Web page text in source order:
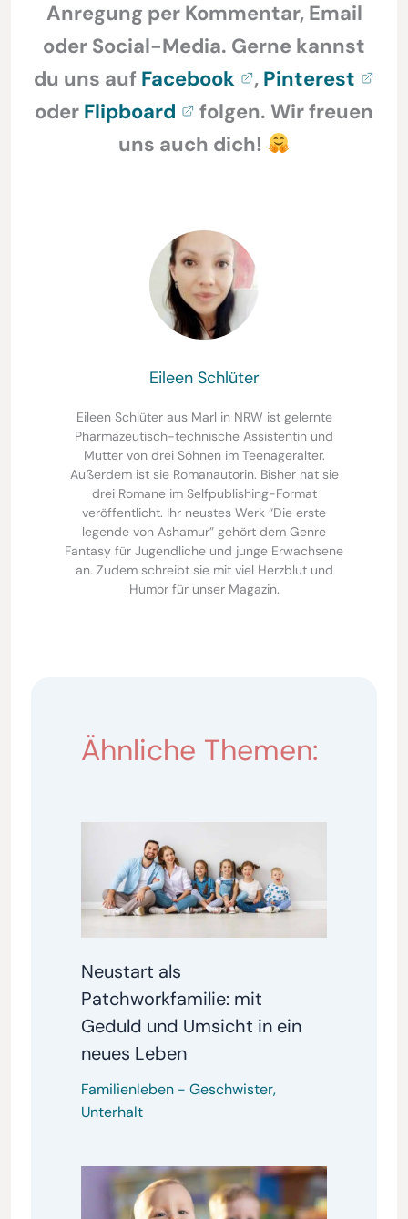
Anregung per Kommentar, Email
oder Social-Media. Gerne kannst
du uns auf Facebook , Pinterest
oder Flipboard
folgen. Wir freuen
uns auch dich!
Eileen Schlüter
Eileen Schlüter aus Marl in NRW ist gelernte
Pharmazeutisch-technische Assistentin und
Mutter von drei Söhnen im Teenageralter.
Außerdem ist sie Romanautorin. Bisher hat sie
drei Romane im Selfpublishing-Format
veröffentlicht. Ihr neustes Werk “Die erste
legende von Ashamur” gehört dem Genre
Fantasy für Jugendliche und junge Erwachsene
an. Zudem schreibt sie mit viel Herzblut und
Humor für unser Magazin.
Ähnliche Themen:
Neustart als
Patchworkfamilie: mit
Geduld und Umsicht in ein
neues Leben
Familienleben- Geschwister,
Unterhalt